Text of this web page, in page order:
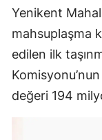
Yenikent
mahsuplaşma
edilen ilk
değeri 194